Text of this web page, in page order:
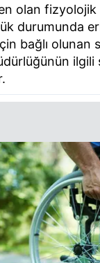
olan
durumunda
bağlı olunan
ilgili